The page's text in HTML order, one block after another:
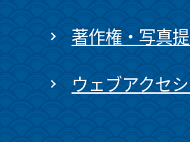
著作権・写真
ウェブアクセ